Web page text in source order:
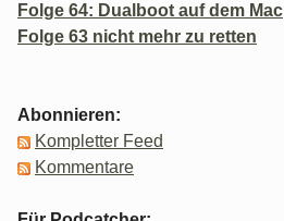
Folge 64: Dualboot auf dem Mac
Folge 63 nicht mehr zu retten
Abonnieren:
Kompletter Feed
Kommentare